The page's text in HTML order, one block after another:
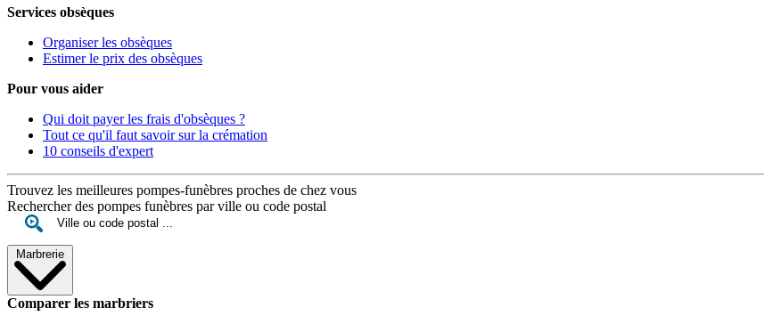
Services obsèques
Organiser les obsèques
Estimer le prix des obsèques
Pour vous aider
Qui doit payer les frais d'obsèques ?
Tout ce qu'il faut savoir sur la crémation
10 conseils d'expert
Trouvez les meilleures pompes-funèbres proches de chez vous
Rechercher des pompes funèbres par ville ou code postal
Marbrerie
Comparer les marbriers